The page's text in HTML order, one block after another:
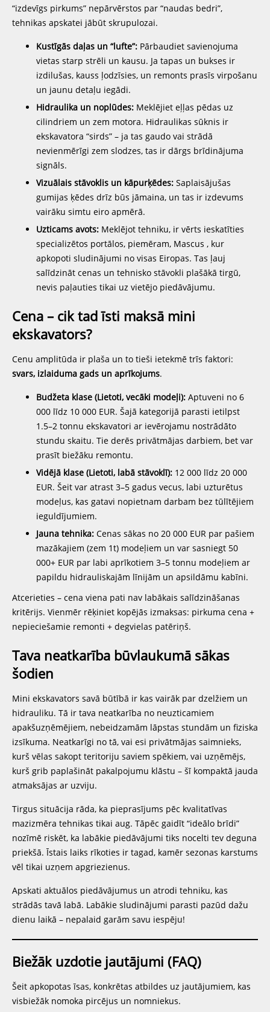
“izdevīgs pirkums” nepārvērstos par “naudas bedri”,
tehnikas apskatei jābūt skrupulozai.
Kustīgās daļas un “lufte”: Pārbaudiet savienojuma
vietas starp strēli un kausu. Ja tapas un bukses ir
izdilušas, kauss ļodzīsies, un remonts prasīs virpošanu
un jaunu detaļu iegādi.
Hidraulika un noplūdes: Meklējiet eļļas pēdas uz
cilindriem un zem motora. Hidraulikas sūknis ir
ekskavatora “sirds” – ja tas gaudo vai strādā
nevienmērīgi zem slodzes, tas ir dārgs brīdinājuma
signāls.
Vizuālais stāvoklis un kāpurķēdes: Saplaisājušas
gumijas ķēdes drīz būs jāmaina, un tas ir izdevums
vairāku simtu eiro apmērā.
Uzticams avots: Meklējot tehniku, ir vērts ieskatīties
specializētos portālos, piemēram, Mascus , kur
apkopoti sludinājumi no visas Eiropas. Tas ļauj
salīdzināt cenas un tehnisko stāvokli plašākā tirgū,
nevis paļauties tikai uz vietējo piedāvājumu.
Cena – cik tad īsti maksā mini
ekskavators?
Cenu amplitūda ir plaša un to tieši ietekmē trīs faktori:
svars, izlaiduma gads un aprīkojums.
Budžeta klase (Lietoti, vecāki modeļi): Aptuveni no 6
000 līdz 10 000 EUR. Šajā kategorijā parasti ietilpst
1.5–2 tonnu ekskavatori ar ievērojamu nostrādāto
stundu skaitu. Tie derēs privātmājas darbiem, bet var
prasīt biežāku remontu.
Vidējā klase (Lietoti, labā stāvoklī): 12 000 līdz 20 000
EUR. Šeit var atrast 3–5 gadus vecus, labi uzturētus
modeļus, kas gatavi nopietnam darbam bez tūlītējiem
ieguldījumiem.
Jauna tehnika: Cenas sākas no 20 000 EUR par pašiem
mazākajiem (zem 1t) modeļiem un var sasniegt 50
000+ EUR par labi aprīkotiem 3–5 tonnu modeļiem ar
papildu hidrauliskajām līnijām un apsildāmu kabīni.
Atcerieties – cena viena pati nav labākais salīdzināšanas
kritērijs. Vienmēr rēķiniet kopējās izmaksas: pirkuma cena +
nepieciešamie remonti + degvielas patēriņš.
Tava neatkarība būvlaukumā sākas
šodien
Mini ekskavators savā būtībā ir kas vairāk par dzelžiem un
hidrauliku. Tā ir tava neatkarība no neuzticamiem
apakšuzņēmējiem, nebeidzamām lāpstas stundām un fiziska
izsīkuma. Neatkarīgi no tā, vai esi privātmājas saimnieks,
kurš vēlas sakopt teritoriju saviem spēkiem, vai uzņēmējs,
kurš grib paplašināt pakalpojumu klāstu – šī kompaktā jauda
atmaksājas ar uzviju.
Tirgus situācija rāda, ka pieprasījums pēc kvalitatīvas
mazizmēra tehnikas tikai aug. Tāpēc gaidīt “ideālo brīdi”
nozīmē riskēt, ka labākie piedāvājumi tiks nocelti tev deguna
priekšā. Īstais laiks rīkoties ir tagad, kamēr sezonas karstums
vēl tikai uzņem apgriezienus.
Apskati aktuālos piedāvājumus un atrodi tehniku, kas
strādās tavā labā. Labākie sludinājumi parasti pazūd dažu
dienu laikā – nepalaid garām savu iespēju!
Biežāk uzdotie jautājumi (FAQ)
Šeit apkopotas īsas, konkrētas atbildes uz jautājumiem, kas
visbiežāk nomoka pircējus un nomniekus.